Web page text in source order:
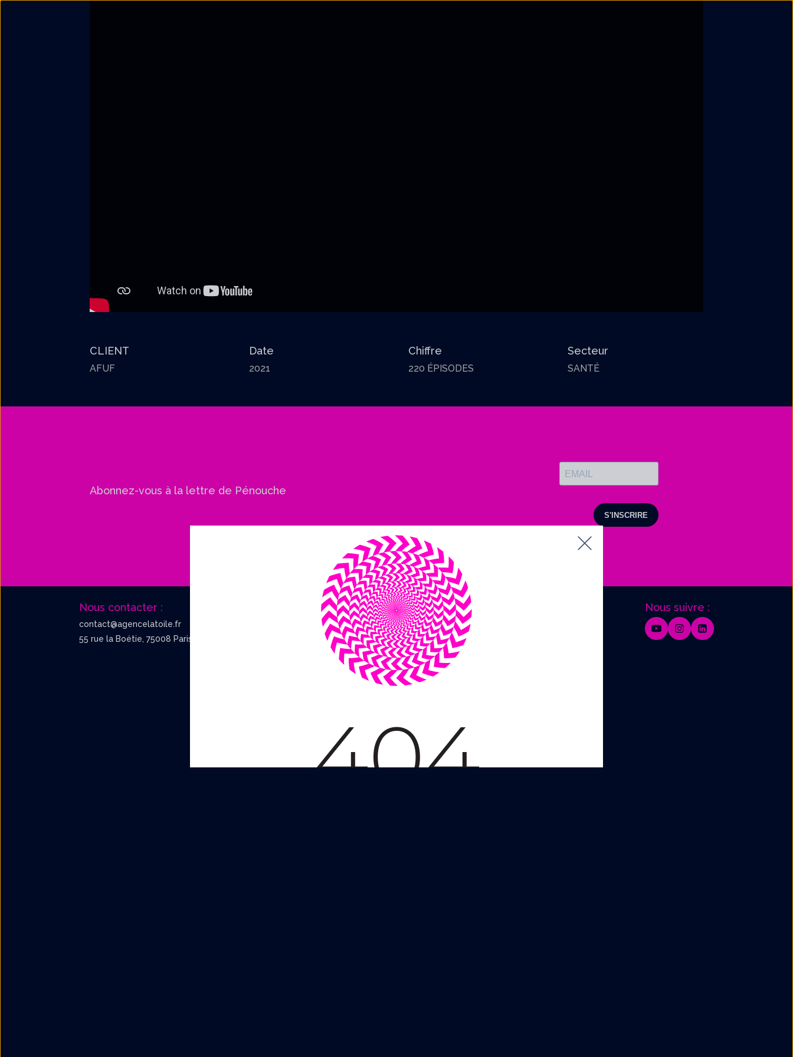
CLIENT
AFUF
Date
2021
Chiffre
220 ÉPISODES
Secteur
SANTÉ
Abonnez-vous à la lettre de Pénouche
Nous contacter :
contact@agencelatoile.fr
55 rue la Boétie, 75008 Paris.
Nous suivre :
Mentions légales